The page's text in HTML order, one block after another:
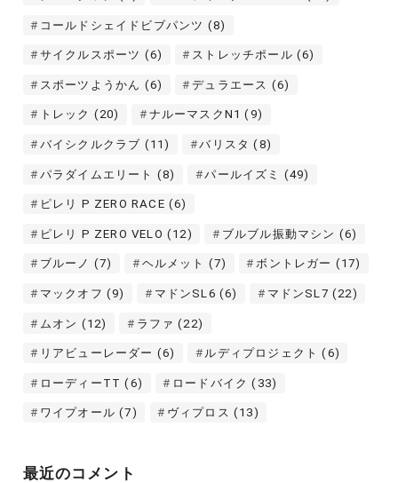
コールドシェイドビブパンツ (8)
サイクルスポーツ (6) ストレッチポール (6)
スポーツようかん (6) デュラエース (6)
トレック (20) ナルーマスクN1 (9)
バイシクルクラブ (11) バリスタ (8)
パラダイムエリート (8) パールイズミ (49)
ピレリ P ZERO RACE (6)
ピレリ P ZERO VELO (12) ブルブル振動マシン (6)
ブルーノ (7) ヘルメット (7) ボントレガー (17)
マックオフ (9) マドンSL6 (6) マドンSL7 (22)
ムオン (12) ラファ (22)
リアビューレーダー (6) ルディプロジェクト (6)
ローディーTT (6) ロードバイク (33)
ワイプオール (7) ヴィプロス (13)
最近のコメント